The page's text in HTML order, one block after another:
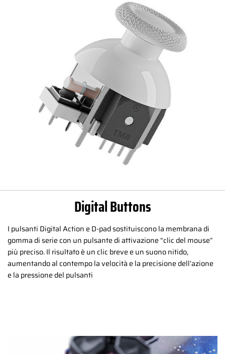
Digital Buttons
I pulsanti Digital Action e D-pad sostituiscono la membrana di
gomma di serie con un pulsante di attivazione “clic del mouse”
più preciso. Il risultato è un clic breve e un suono nitido,
aumentando al contempo la velocità e la precisione dell’azione
e la pressione del pulsanti